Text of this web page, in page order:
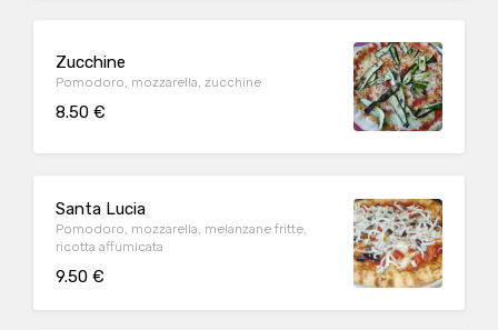
Zucchine
Pomodoro, mozzarella, zucchine
8.50 €
Santa Lucia
Pomodoro, mozzarella, melanzane fritte,
ricotta affumicata
9.50 €